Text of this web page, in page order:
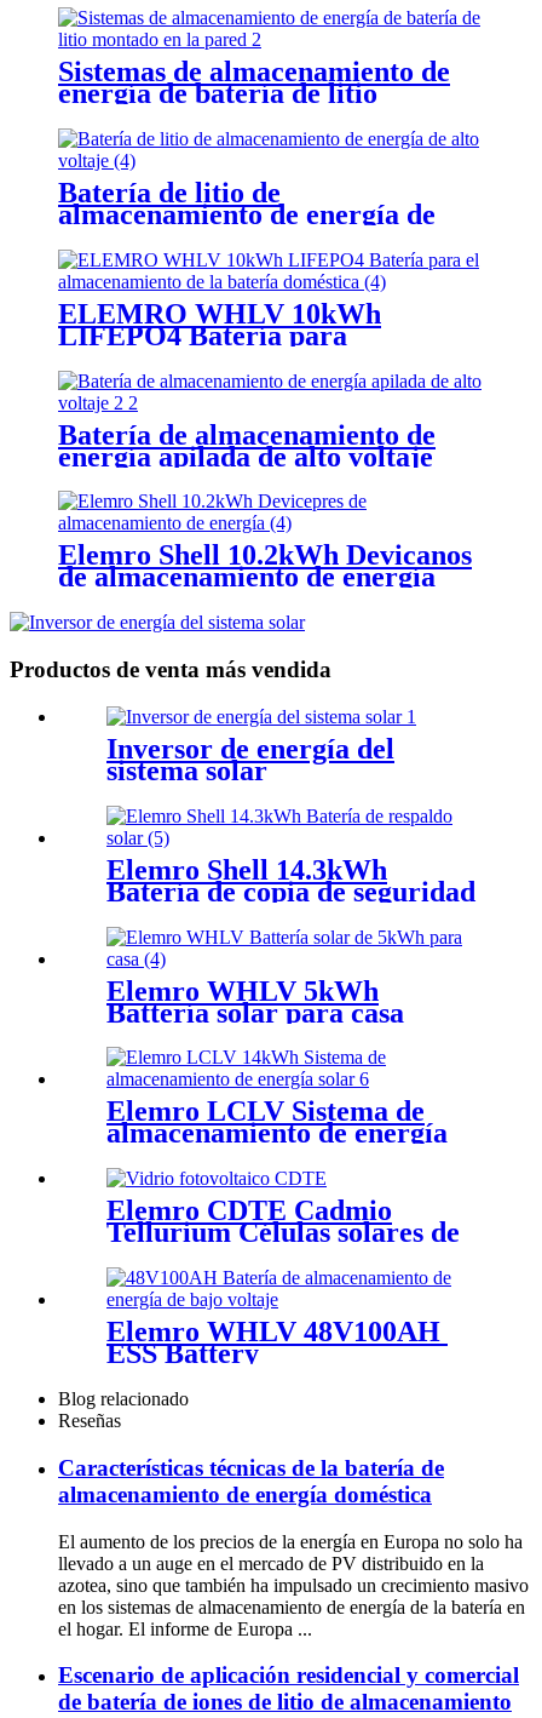
Sistemas de almacenamiento de
energía de batería de litio
montados en la pared
Batería de litio de
almacenamiento de energía de
ELEMRO WHLV 10kWh
LIFEPO4 Batería para
almacenamiento de baterías
domésticas
Batería de almacenamiento de
energía apilada de alto voltaje
Elemro Shell 10.2kWh Devicanos
de almacenamiento de energía
Productos de venta más vendida
Inversor de energía del
sistema solar
Elemro Shell 14.3kWh
Batería de copia de seguridad
Elemro WHLV 5kWh
Battería solar para casa
Elemro LCLV Sistema de
almacenamiento de energía
Elemro CDTE Cadmio
Tellurium Células solares de
proyectos BIPV
Elemro WHLV 48V100AH ​​
ESS Battery
Blog relacionado
Reseñas
Características técnicas de la batería de
almacenamiento de energía doméstica
El aumento de los precios de la energía en Europa no solo ha
llevado a un auge en el mercado de PV distribuido en la
azotea, sino que también ha impulsado un crecimiento masivo
en los sistemas de almacenamiento de energía de la batería en
el hogar. El informe de Europa ...
Escenario de aplicación residencial y comercial
de batería de iones de litio de almacenamiento